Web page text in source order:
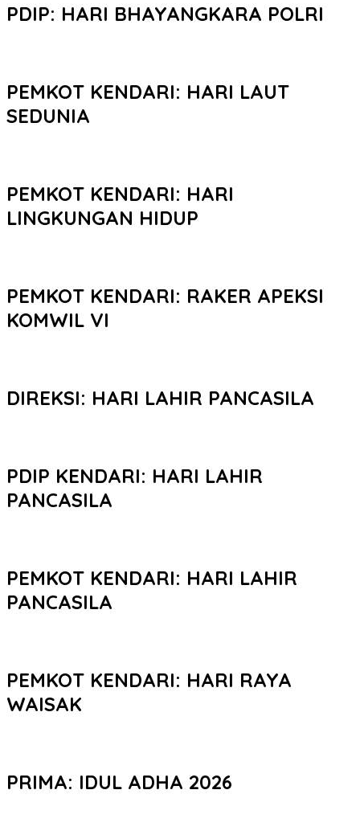
PDIP: HARI BHAYANGKARA POLRI
PEMKOT KENDARI: HARI LAUT
SEDUNIA
PEMKOT KENDARI: HARI
LINGKUNGAN HIDUP
PEMKOT KENDARI: RAKER APEKSI
KOMWIL VI
DIREKSI: HARI LAHIR PANCASILA
PDIP KENDARI: HARI LAHIR
PANCASILA
PEMKOT KENDARI: HARI LAHIR
PANCASILA
PEMKOT KENDARI: HARI RAYA
WAISAK
PRIMA: IDUL ADHA 2026